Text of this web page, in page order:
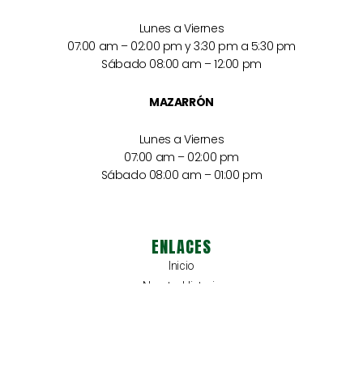
Lunes a Viernes
07:00 am – 02:00 pm y 3:30 pm a 5:30 pm
Sábado 08:00 am – 12:00 pm
MAZARRÓN
Lunes a Viernes
07:00 am – 02:00 pm
Sábado 08:00 am – 01:00 pm
ENLACES
Inicio
Nuestra Historia